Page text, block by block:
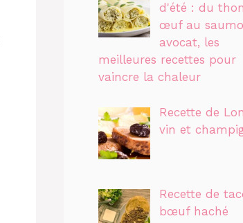
d'été : du
œuf au
avocat, les
meilleures recettes pour
vaincre la chaleur
Recette de
vin et
Recette de
bœuf haché